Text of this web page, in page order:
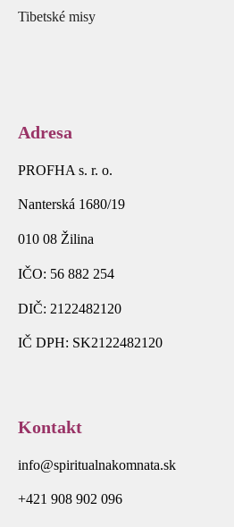
Tibetské misy
Adresa
PROFHA s. r. o.
Nanterská 1680/19
010 08 Žilina
IČO: 56 882 254
DIČ: 2122482120
IČ DPH: SK2122482120
Kontakt
info@spiritualnakomnata.sk
+421 908 902 096